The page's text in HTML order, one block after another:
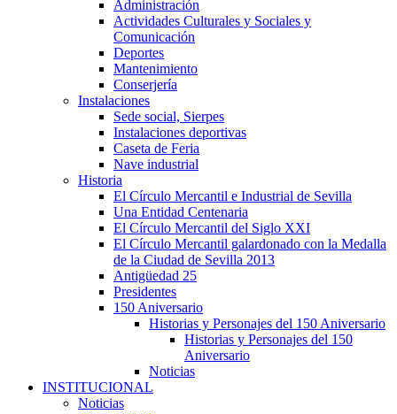
Administración
Actividades Culturales y Sociales y
Comunicación
Deportes
Mantenimiento
Conserjería
Instalaciones
Sede social, Sierpes
Instalaciones deportivas
Caseta de Feria
Nave industrial
Historia
El Círculo Mercantil e Industrial de Sevilla
Una Entidad Centenaria
El Círculo Mercantil del Siglo XXI
El Círculo Mercantil galardonado con la Medalla
de la Ciudad de Sevilla 2013
Antigüedad 25
Presidentes
150 Aniversario
Historias y Personajes del 150 Aniversario
Historias y Personajes del 150
Aniversario
Noticias
INSTITUCIONAL
Noticias